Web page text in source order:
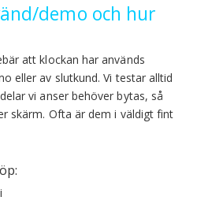
demo och hur
att klockan har används
eller av slutkund. Vi testar alltid
vi anser behöver bytas, så
skärm. Ofta är dem i väldigt fint